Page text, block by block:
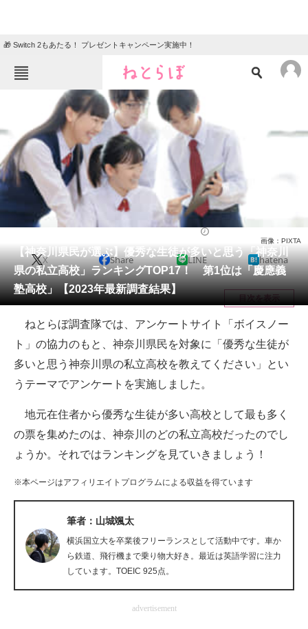
🎁 Switch 2もあたる！ プレゼントキャンペーン実施中！
ねとらぼメニュー
ニュース
エンタメ クイズ
グルメ 地域
教育・育児
リサーチ
会員記事
メディア
注目記事を集めた総合ページ
ITの今と未来を見通す
スマホと通信の最新トレンド
好きが集まる 比べて選べる
ビジネスと働き方のヒント
AI活用のいまが分かる
企業ITのトレンドを詳説
経営リーダーのコミュニティ
マーケ×ITの今がよく分かる
ITエンジニア向け専門サイト
【神奈川県民が選ぶ】優秀な生徒が多いと思う「神奈川
県の私立高校」ランキングTOP17！ 第1位は「慶應義
塾高校」【2023年最新調査結果】
画像：PIXTA
X Share LINE hatena
目次を表示
ねとらぼ調査隊では、アンケートサイト「ボイスノー
ト」の協力のもと、神奈川県民を対象に「優秀な生徒が
多いと思う神奈川県の私立高校を教えてください」とい
うテーマでアンケートを実施しました。
地元在住者から優秀な生徒が多い高校として最も多く
の票を集めたのは、神奈川のどの私立高校だったのでし
ょうか。それではランキングを見ていきましょう！
※本ページはアフィリエイトプログラムによる収益を得ています
筆者：山城颯太
横浜国立大を卒業後フリーランスとして活動中です。車か
ら鉄道、飛行機まで乗り物大好き。最近は英語学習に注力
しています。TOEIC 925点。
advertisement